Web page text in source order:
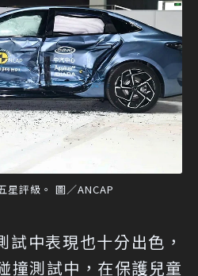
星評級。 圖／ANCAP
中表現也十分出色，
撞測試中，在保護兒童